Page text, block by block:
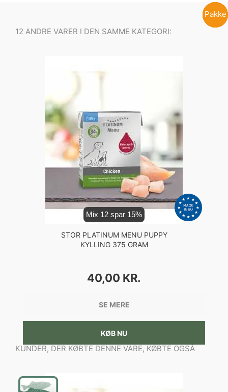
12 ANDRE VARER I DEN SAMME KATEGORI:
Mix 12 spar 15%
STOR PLATINUM MENU PUPPY
KYLLING 375 GRAM
PRIS
40,00 KR.
SE MERE
KØB NU
KUNDER, DER KØBTE DENNE VARE, KØBTE OGSÅ
Pakke
Pakke
Pakke
Pakke